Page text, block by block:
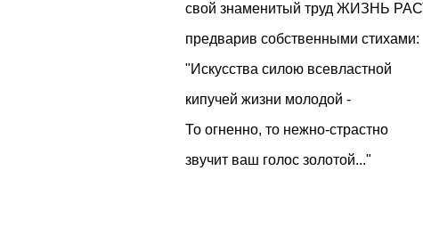
свой знаменитый труд ЖИЗНЬ
предварив собственными стихами:
"Искусства силою всевластной
кипучей жизни молодой -
То огненно, то нежно-страстно
звучит ваш голос золотой..."